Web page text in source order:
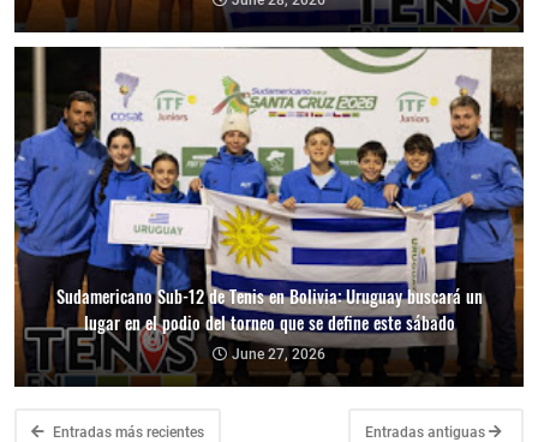
Sudamericano Sub-12 de Tenis en Bolivia: Uruguay buscará un
lugar en el podio del torneo que se define este sábado
June 27, 2026
Entradas más recientes Entradas antiguas